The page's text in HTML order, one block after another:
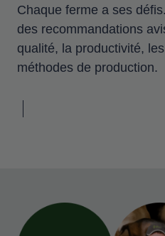
Chaque ferme a ses
des recommandations
qualité, la productivité,
méthodes de production.